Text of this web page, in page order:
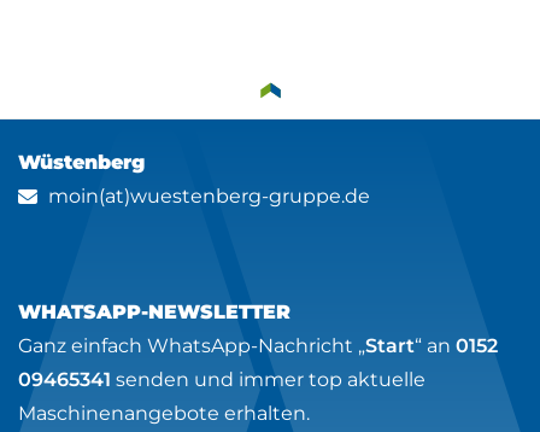
Wüstenberg
moin(at)wuestenberg-gruppe.de
WHATSAPP-NEWSLETTER
Ganz einfach WhatsApp-Nachricht „Start“ an 0152
09465341 senden und immer top aktuelle
Maschinenangebote erhalten.